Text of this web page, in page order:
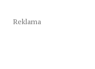
Reklama